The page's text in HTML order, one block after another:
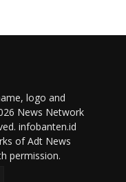
logo and
News Network
infobanten.id
of Adt News
permission.